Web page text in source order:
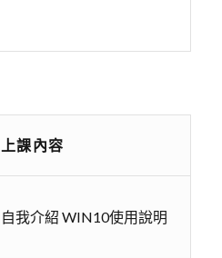
上課內容
自我介紹 WIN10使用說明